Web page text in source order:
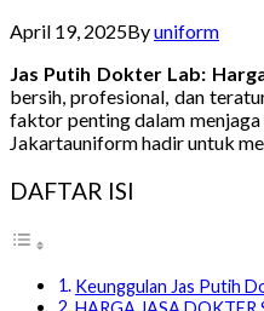
April 19, 2025Byuniform
Jas Putih Dokter Lab:
bersih, profesional, dan
faktor penting dalam menjaga
Jakartauniform hadir untuk
DAFTAR ISI
Keunggulan Jas Putih